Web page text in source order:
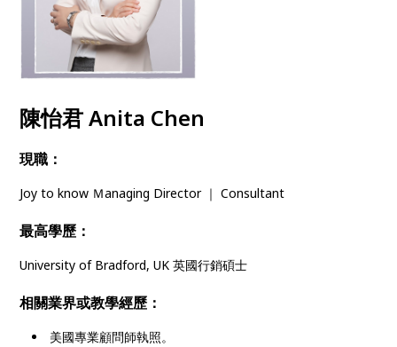
陳怡君 Anita Chen
現職：
Joy to know Ｍanaging Director ｜ Consultant
最高學歷：
University of Bradford, UK 英國行銷碩士
相關業界或教學經歷：
美國專業顧問師執照。